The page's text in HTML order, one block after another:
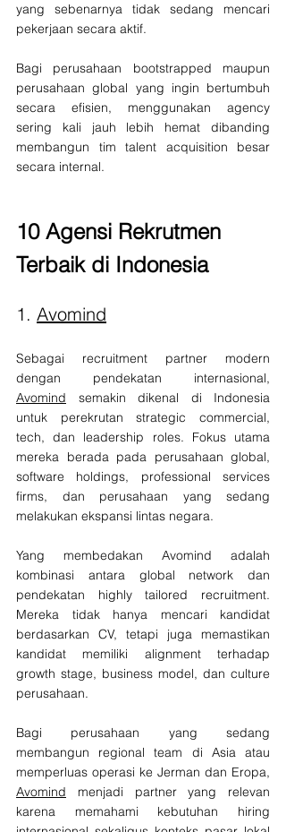
yang sebenarnya tidak sedang mencari
pekerjaan secara aktif.
Bagi perusahaan bootstrapped maupun
perusahaan global yang ingin bertumbuh
secara efisien, menggunakan agency
sering kali jauh lebih hemat dibanding
membangun tim talent acquisition besar
secara internal.
10 Agensi Rekrutmen
Terbaik di Indonesia
1. Avomind
Sebagai recruitment partner modern
Avomind semakin dikenal di Indonesia
untuk perekrutan strategic commercial,
tech, dan leadership roles. Fokus utama
mereka berada pada perusahaan global,
software holdings, professional services
firms, dan perusahaan yang sedang
melakukan ekspansi lintas negara.
Yang membedakan Avomind adalah
kombinasi antara global network dan
pendekatan highly tailored recruitment.
Mereka tidak hanya mencari kandidat
berdasarkan CV, tetapi juga memastikan
kandidat memiliki alignment terhadap
growth stage, business model, dan culture
perusahaan.
Bagi perusahaan yang sedang
membangun regional team di Asia atau
Avomind menjadi partner yang relevan
karena memahami kebutuhan hiring